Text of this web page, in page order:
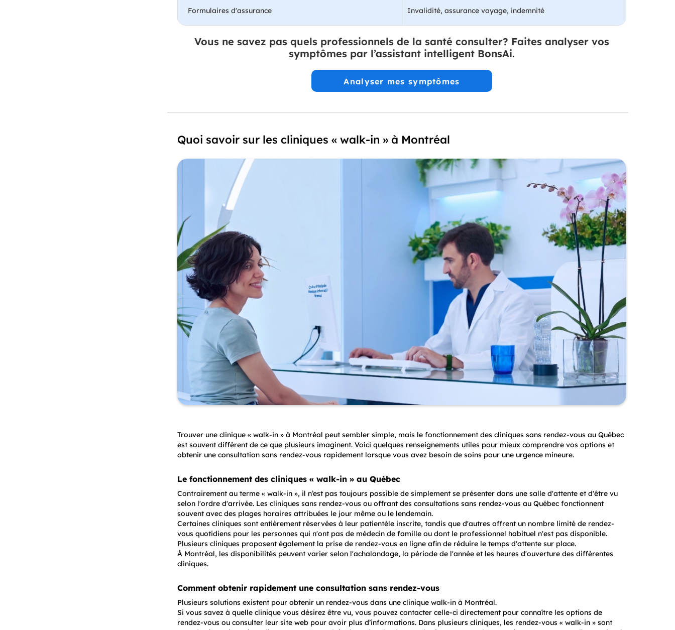
Formulaires d'assurance Invalidité, assurance voyage, indemnité
Vous ne savez pas quels professionnels de la santé consulter? Faites analyser vos
symptômes par l’assistant intelligent BonsAi.
Analyser mes symptômes
Quoi savoir sur les cliniques « walk-in » à Montréal
Trouver une clinique « walk-in » à Montréal peut sembler simple, mais le fonctionnement des cliniques sans rendez-vous au Québec
est souvent différent de ce que plusieurs imaginent. Voici quelques renseignements utiles pour mieux comprendre vos options et
obtenir une consultation sans rendez-vous rapidement lorsque vous avez besoin de soins pour une urgence mineure.
Le fonctionnement des cliniques « walk-in » au Québec
Contrairement au terme « walk-in », il n’est pas toujours possible de simplement se présenter dans une salle d'attente et d'être vu
selon l'ordre d'arrivée. Les cliniques sans rendez-vous ou offrant des consultations sans rendez-vous au Québec fonctionnent
souvent avec des plages horaires attribuées le jour même ou le lendemain.
Certaines cliniques sont entièrement réservées à leur patientèle inscrite, tandis que d'autres offrent un nombre limité de rendez-
vous quotidiens pour les personnes qui n'ont pas de médecin de famille ou dont le professionnel habituel n'est pas disponible.
Plusieurs cliniques proposent également la prise de rendez-vous en ligne afin de réduire le temps d'attente sur place.
À Montréal, les disponibilités peuvent varier selon l'achalandage, la période de l'année et les heures d'ouverture des différentes
cliniques.
Comment obtenir rapidement une consultation sans rendez-vous
Plusieurs solutions existent pour obtenir un rendez-vous dans une clinique walk-in à Montréal.
Si vous savez à quelle clinique vous désirez être vu, vous pouvez contacter celle-ci directement pour connaître les options de
rendez-vous ou consulter leur site web pour avoir plus d’informations. Dans plusieurs cliniques, les rendez-vous « walk-in » sont